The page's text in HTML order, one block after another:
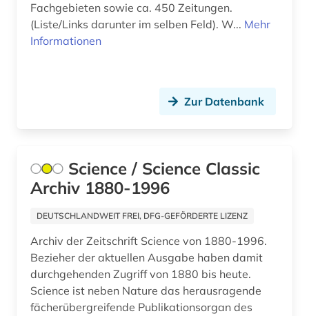
forschungsprojekt (1)
fossilien (1)
foto (1)
fotografie (1)
frankreich (10)
französisch (1)
frau (1)
frauenbild (1)
Fachgebieten sowie ca. 450 Zeitungen.
(Liste/Links darunter im selben Feld). W... Mehr
Informationen
Zur Datenbank
Science / Science Classic
Archiv 1880-1996
DEUTSCHLANDWEIT FREI, DFG-GEFÖRDERTE LIZENZ
Archiv der Zeitschrift Science von 1880-1996.
Bezieher der aktuellen Ausgabe haben damit
durchgehenden Zugriff von 1880 bis heute.
Science ist neben Nature das herausragende
fächerübergreifende Publikationsorgan des